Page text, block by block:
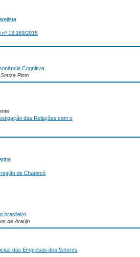
13.169/2015
Cognitiva.
Pinto
das Relações com o
de Chapecó
brasileiro
de Araújo
das Empresas dos Setores